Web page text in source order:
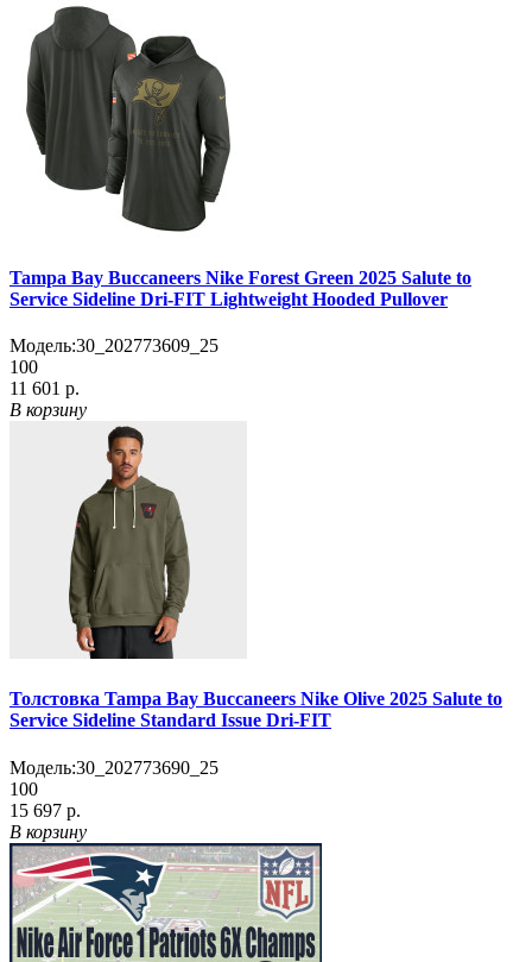
Tampa Bay Buccaneers Nike Forest Green 2025 Salute to
Service Sideline Dri-FIT Lightweight Hooded Pullover
Модель:30_202773609_25
100
11 601 р.
В корзину
Толстовка Tampa Bay Buccaneers Nike Olive 2025 Salute to
Service Sideline Standard Issue Dri-FIT
Модель:30_202773690_25
100
15 697 р.
В корзину